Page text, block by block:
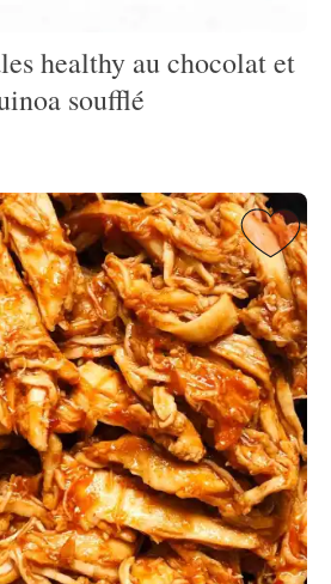
healthy au chocolat et
soufflé